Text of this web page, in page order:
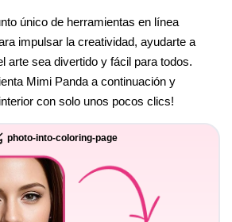
único de herramientas en línea
impulsar la creatividad, ayudarte a
arte sea divertido y fácil para todos.
Mimi Panda a continuación y
con solo unos pocos clics!
photo-into-coloring-page